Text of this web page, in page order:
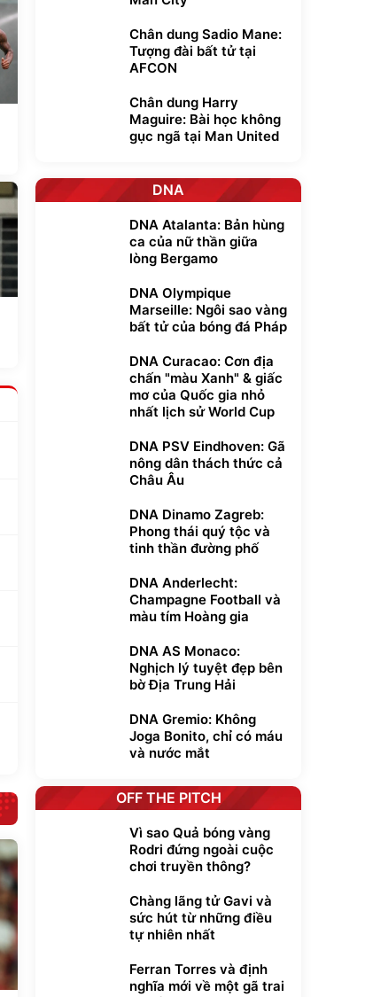
Chân dung Sadio Mane:
Tượng đài bất tử tại
AFCON
Chân dung Harry
Maguire: Bài học không
gục ngã tại Man United
DNA
DNA Atalanta: Bản hùng
ca của nữ thần giữa
lòng Bergamo
DNA Olympique
Marseille: Ngôi sao vàng
bất tử của bóng đá Pháp
DNA Curacao: Cơn địa
chấn "màu Xanh" & giấc
mơ của Quốc gia nhỏ
nhất lịch sử World Cup
DNA PSV Eindhoven: Gã
nông dân thách thức cả
Châu Âu
DNA Dinamo Zagreb:
Phong thái quý tộc và
tinh thần đường phố
DNA Anderlecht:
Champagne Football và
màu tím Hoàng gia
DNA AS Monaco:
Nghịch lý tuyệt đẹp bên
bờ Địa Trung Hải
DNA Gremio: Không
Joga Bonito, chỉ có máu
và nước mắt
OFF THE PITCH
Vì sao Quả bóng vàng
Rodri đứng ngoài cuộc
chơi truyền thông?
Chàng lãng tử Gavi và
sức hút từ những điều
tự nhiên nhất
Ferran Torres và định
nghĩa mới về một gã trai